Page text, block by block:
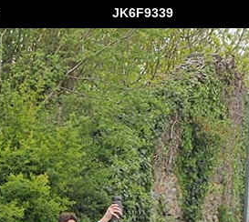
JK6F9339